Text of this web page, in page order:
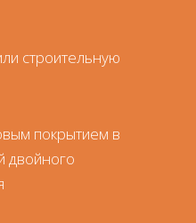
строительную
покрытием в
двойного